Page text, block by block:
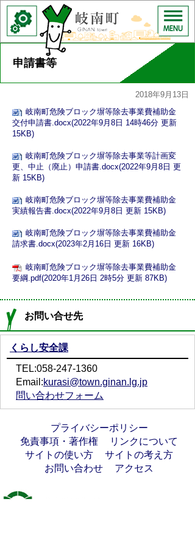
申請書等
2018年9月13日
岐南町危険ブロック塀等除去事業費補助金
交付申請書.docx(2022年9月8日 14時46分 更新
15KB)
岐南町危険ブロック塀等除去事業等計画変
更、中止（廃止）申請書.docx(2022年9月8日 更
新 15KB)
岐南町危険ブロック塀等除去事業費補助金
実績報告書.docx(2022年9月8日 更新 15KB)
岐南町危険ブロック塀等除去事業費補助金
請求書.docx(2023年2月16日 更新 16KB)
岐南町危険ブロック塀等除去事業費補助金
要綱.pdf(2020年1月26日 2時5分 更新 87KB)
お問い合せ先
くらし安全課
TEL:058-247-1360
Email:kurasi@town.ginan.lg.jp
問い合わせフォーム
プライバシーポリシー
免責事項・著作権
リンクについて
サイトの使い方
サイトの考え方
お問い合わせ
アクセス